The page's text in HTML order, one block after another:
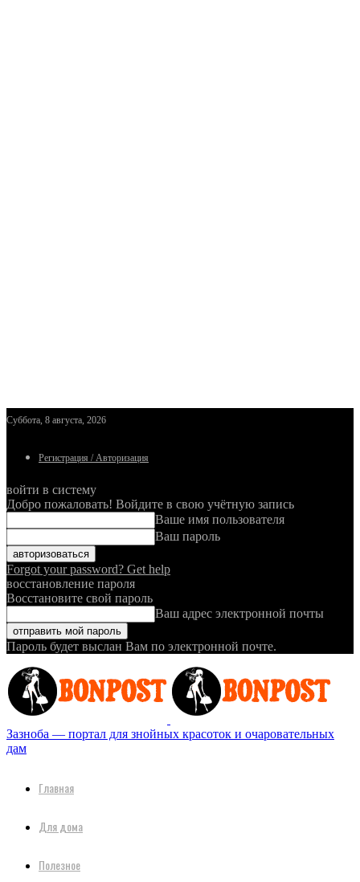
Суббота, 8 августа, 2026
Регистрация / Авторизация
войти в систему
Добро пожаловать! Войдите в свою учётную запись
Ваше имя пользователя
Ваш пароль
Forgot your password? Get help
восстановление пароля
Восстановите свой пароль
Ваш адрес электронной почты
Пароль будет выслан Вам по электронной почте.
Зазноба — портал для знойных красоток и очаровательных
дам
Главная
Для дома
Полезное